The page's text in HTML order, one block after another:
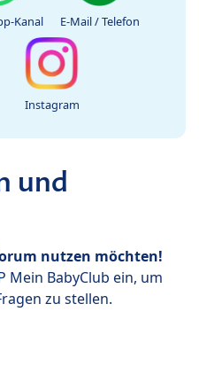
Kanal E-Mail / Telefon
Instagram
und
nutzen möchten!
Mein BabyClub ein, um
zu stellen.